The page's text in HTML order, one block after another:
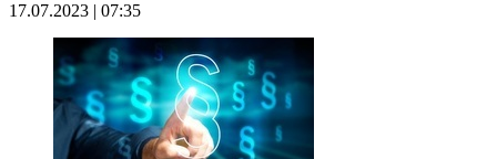
17.07.2023 | 07:35